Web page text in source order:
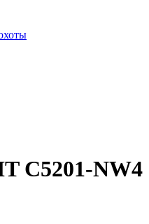
C5201-NW4